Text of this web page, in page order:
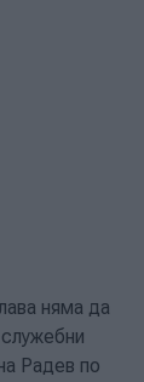
няма да
Радев по